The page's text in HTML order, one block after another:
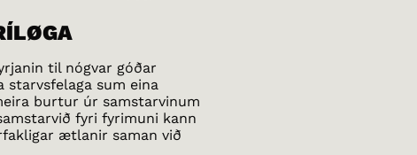
til nógvar góðar
sum eina
burtur úr samstarvinum
fyri fyrimuni kann
ætlanir saman við